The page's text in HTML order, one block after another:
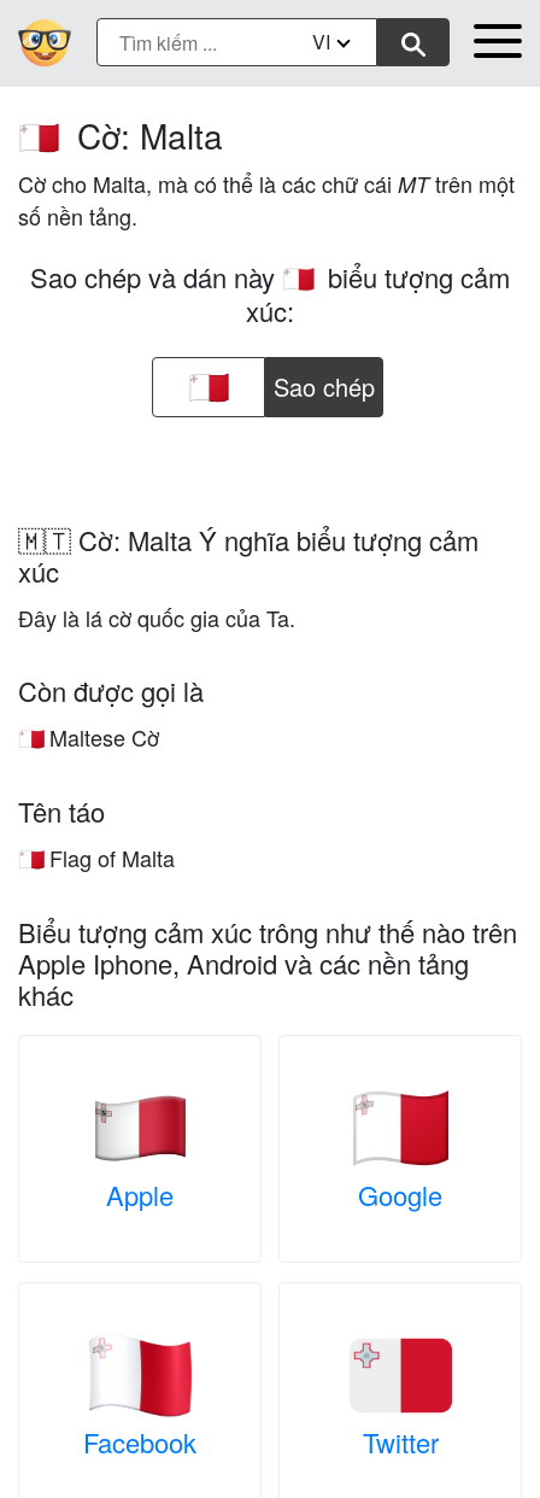
VI
🇲🇹 Cờ: Malta
Cờ cho Malta, mà có thể là các chữ cái MTtrên một
số nền tảng.
Sao chép và dán này 🇲🇹 biểu tượng cảm
xúc:
Sao chép
🇲🇹 Cờ: Malta Ý nghĩa biểu tượng cảm
xúc
Đây là lá cờ quốc gia của Ta.
Còn được gọi là
🇲🇹 Maltese Cờ
Tên táo
🇲🇹 Flag of Malta
Biểu tượng cảm xúc trông như thế nào trên
Apple Iphone, Android và các nền tảng
khác
Apple Google
Facebook Twitter